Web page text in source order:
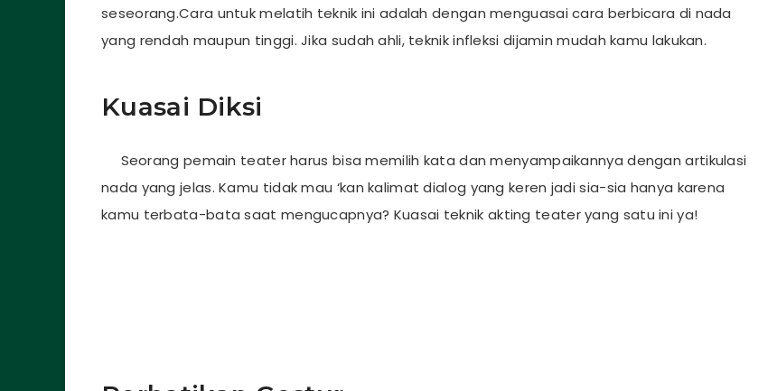
seseorang.Cara untuk melatih teknik ini adalah dengan menguasai cara berbicara di nada
yang rendah maupun tinggi. Jika sudah ahli, teknik infleksi dijamin mudah kamu lakukan.
Kuasai Diksi
Seorang pemain teater harus bisa memilih kata dan menyampaikannya dengan artikulasi
nada yang jelas. Kamu tidak mau ‘kan kalimat dialog yang keren jadi sia-sia hanya karena
kamu terbata-bata saat mengucapnya? Kuasai teknik akting teater yang satu ini ya!